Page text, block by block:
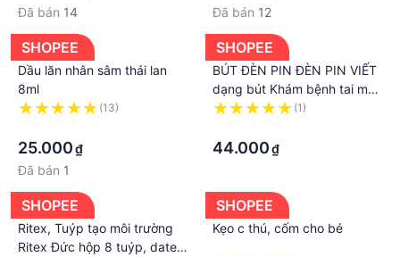
Đã bán 14
Đã bán 12
SHOPEE
Dầu lăn nhân sâm thái lan
8ml
(13)
25.000₫
Đã bán 1
SHOPEE
BÚT ĐÈN PIN ĐÈN PIN VIẾT
dạng bút Khám bệnh tai mũi
họng ánh sáng trắng cho
(1)
44.000₫
SHOPEE
Ritex, Tuýp tạo môi trường
Ritex Đức hộp 8 tuýp, date
SHOPEE
Kẹo c thú, cốm cho bé